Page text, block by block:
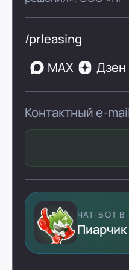
/prleasing
MAX
Дзен
Контактный e-
ЧАТ-БОТ В